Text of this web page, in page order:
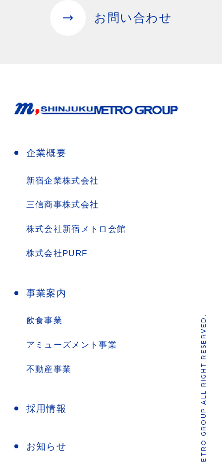
お問い合わせ
企業概要
新宿企業株式会社
三信商事株式会社
株式会社新宿メトロ会館
株式会社PURF
事業案内
飲食事業
アミューズメント事業
不動産事業
採用情報
お知らせ